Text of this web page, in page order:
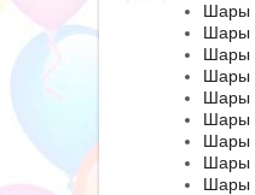
Шары
Шары
Шары
Шары
Шары
Шары
Шары
Шары
Шары